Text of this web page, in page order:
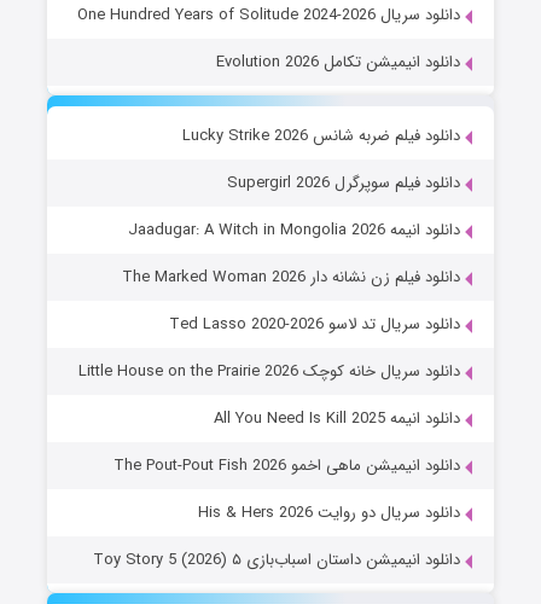
دانلود سریال One Hundred Years of Solitude 2024-2026
دانلود انیمیشن تکامل Evolution 2026
دانلود فیلم ضربه شانس Lucky Strike 2026
دانلود فیلم سوپرگرل Supergirl 2026
دانلود انیمه Jaadugar: A Witch in Mongolia 2026
دانلود فیلم زن نشانه دار The Marked Woman 2026
دانلود سریال تد لاسو Ted Lasso 2020-2026
دانلود سریال خانه کوچک Little House on the Prairie 2026
دانلود انیمه All You Need Is Kill 2025
دانلود انیمیشن ماهی اخمو The Pout-Pout Fish 2026
دانلود سریال دو روایت His & Hers 2026
دانلود انیمیشن داستان اسباب‌بازی ۵ Toy Story 5 (2026)